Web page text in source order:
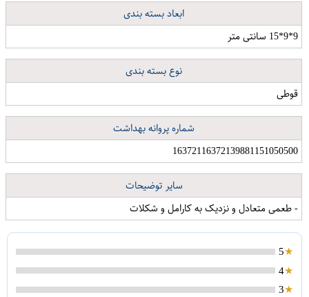
ابعاد بسته بندی
9*9*15 سانتی متر
نوع بسته بندی
قوطی
شماره پروانه بهداشت
16372116372139881151050500
سایر توضیحات
- طعمی متعادل و نزدیک به کارامل و شکلات
5
4
3